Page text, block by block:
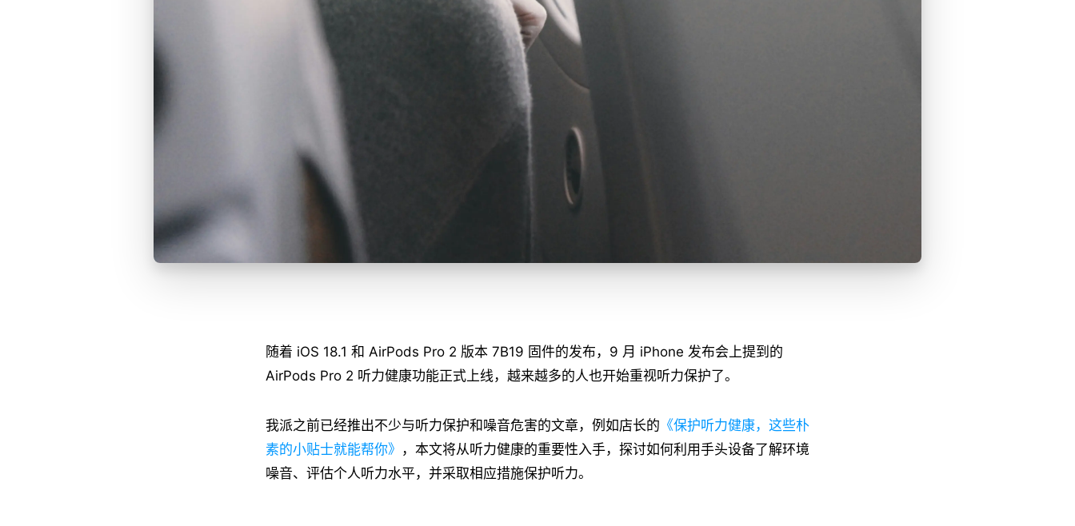
随着 iOS 18.1 和 AirPods Pro 2 版本 7B19 固件的发布，9 月 iPhone 发布会上提到的
AirPods Pro 2 听力健康功能正式上线，越来越多的人也开始重视听力保护了。
我派之前已经推出不少与听力保护和噪音危害的文章，例如店长的 《保护听力健康，这些朴
素的小贴士就能帮你》 ，本文将从听力健康的重要性入手，探讨如何利用手头设备了解环境
噪音、评估个人听力水平，并采取相应措施保护听力。